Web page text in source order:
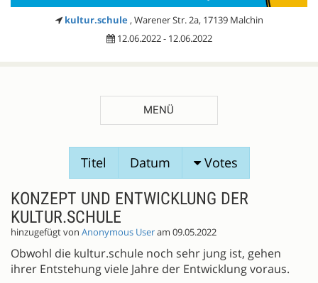
kultur.schule , Warener Str. 2a, 17139 Malchin
12.06.2022 - 12.06.2022
MENÜ
SESSIONVORSCHLÄGE
Titel Datum Votes
KONZEPT UND ENTWICKLUNG DER
KULTUR.SCHULE
hinzugefügt von Anonymous Useram 09.05.2022
Obwohl die kultur.schule noch sehr jung ist, gehen
ihrer Entstehung viele Jahre der Entwicklung voraus.